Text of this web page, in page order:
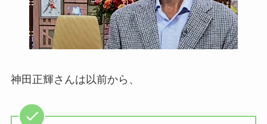
神田正輝さんは以前から、